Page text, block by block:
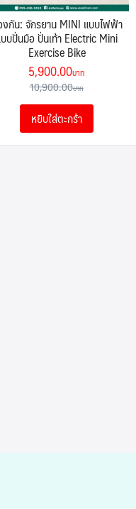
กัน: จักรยาน MINI แบบไฟฟ้า
บปั่นมือ ปั่นเท้า Electric Mini
Exercise Bike
10,900.00
Original
price
was:
10,900.00฿.
5,900.00
is:
หยิบใส่ตะกร้า